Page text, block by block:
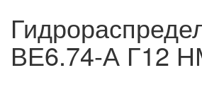
ВЕ6.74-А Г12